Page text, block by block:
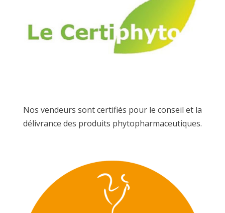
Nos vendeurs sont certifiés pour le conseil et la
délivrance des produits phytopharmaceutiques.